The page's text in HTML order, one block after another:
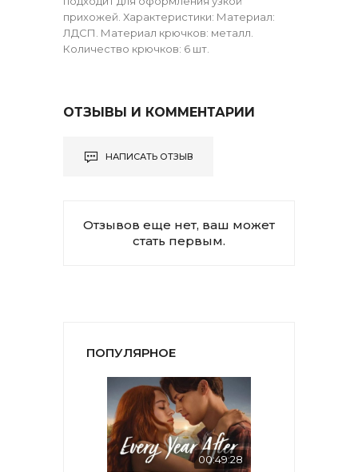
прихожей. Характеристики: Материал:
ЛДСП. Материал крючков: металл.
Количество крючков: 6 шт.
ОТЗЫВЫ И КОММЕНТАРИИ
НАПИСАТЬ ОТЗЫВ
Отзывов еще нет, ваш может
стать первым.
ПОПУЛЯРНОЕ
00:49:28